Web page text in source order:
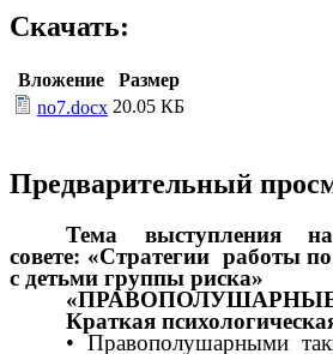
Скачать:
Вложение
Размер
no7.docx 20.05 КБ
Предварительный
Тема выступления на
совете: «Стратегии работы
с детьми группы риска»
Краткая
• Правополушарными